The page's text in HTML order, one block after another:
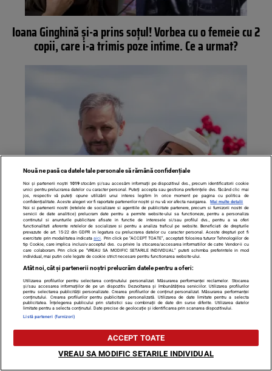
Ioana Ginghină și-a prins soțul! Vorbea cu o femeie cu 2
copii, care i-a trimis poze intime. Ce a urmat?
Ioana Ginghină a recunoscut ce face în dormitor, cu soțul
ei! Ba mai mult, fiica ei i-a prins și…
Nouă ne pasă ca datele tale personale să rămână confidențiale
Noi și partenerii noștri 1019stocăm și/sau accesăm informații pe dispozitivul dvs., precum identificatorii cookie
unici pentru prelucrarea datelor cu caracter personal. Puteți accepta sau gestiona preferințele dvs. făcând clic mai
jos, respectiv vă puteți opune utilizării unui interes legitim în orice moment pe pagina cu politica de
confidențialitate. Aceste alegeri vor fi raportate partenerilor noștri și nu vă vor afecta navigarea.
Mai multe detalii
Noi si partenerii nostri (retelele de socializare si agentiile de publicitate partenere, precum si furnizorii nostri de
servicii de date analitice) prelucram date pentru a permite website-ului sa functioneze, pentru a personaliza
continutul si anunturile publicitare afisate in functie de interesele si/sau profilul dvs., pentru a va oferi
functionalitati aferente retelelor de socializare si pentru a analiza traficul pe website. Beneficiati de drepturile
prevazute de art. 15-22 din GDPR in legatura cu prelucrarea datelor cu caracter personal. Aceste drepturi pot fi
exercitate prin modalitatea indicataaici . Prin click pe “ACCEPT TOATE”, acceptati folosirea tuturor Tehnologiilor de
tip Cookie, care implica inclusiv acceptul dvs. cu privire la stocarea/accesarea informatiilor de catre Vendor-ii cu
care colaboram. Prin click pe “VREAU SA MODIFIC SETARILE INDIVIDUAL” puteti schimba preferintele in mod
individual, mai putin cele legate de cookie strict necesare pentru functionarea website-ului.
Atât noi, cât și partenerii noștri prelucrăm datele pentru a oferi:
Utilizarea profilurilor pentru selectarea conținutului personalizat. Măsurarea performanței reclamelor. Stocarea
și/sau accesarea informațiilor de pe un dispozitiv. Dezvoltarea și îmbunătățirea serviciilor. Utilizarea profilurilor
pentru selectarea publicității personalizate. Crearea profilurilor de conținut personalizat. Măsurarea performanței
conținutului. Crearea profilurilor pentru publicitate personalizată. Utilizarea de date limitate pentru a selecta
publicitatea. Înțelegerea publicului prin statistici sau combinații de date din surse diferite. Utilizarea datelor
limitate pentru a selecta conținutul. Date precise de geolocație și identificarea prin scanarea dispozitivului.
Listă parteneri (furnizori)
ACCEPT TOATE
VREAU SA MODIFIC SETARILE INDIVIDUAL